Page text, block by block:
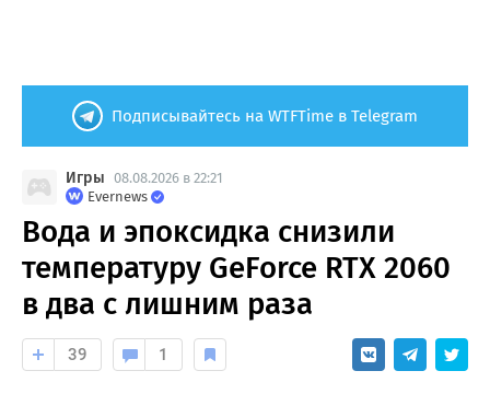
Подписывайтесь на WTFTime в Telegram
Игры 08.08.2026 в 22:21
Evernews
Вода и эпоксидка снизили
температуру GeForce RTX 2060
в два с лишним раза
39 1